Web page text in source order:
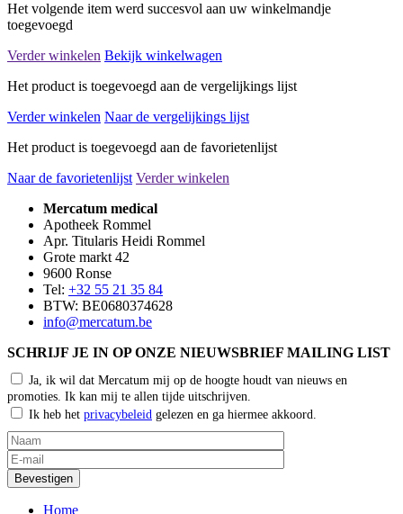
Het volgende item werd succesvol aan uw winkelmandje
toegevoegd
Verder winkelen Bekijk winkelwagen
Het product is toegevoegd aan de vergelijkings lijst
Verder winkelen Naar de vergelijkings lijst
Het product is toegevoegd aan de favorietenlijst
Naar de favorietenlijst Verder winkelen
Mercatum medical
Apotheek Rommel
Apr. Titularis Heidi Rommel
Grote markt 42
9600 Ronse
Tel: +32 55 21 35 84
BTW: BE0680374628
info@mercatum.be
SCHRIJF JE IN OP ONZE NIEUWSBRIEF MAILING LIST
Ja, ik wil dat Mercatum mij op de hoogte houdt van nieuws en
promoties. Ik kan mij te allen tijde uitschrijven.
Ik heb het privacybeleid gelezen en ga hiermee akkoord.
Home